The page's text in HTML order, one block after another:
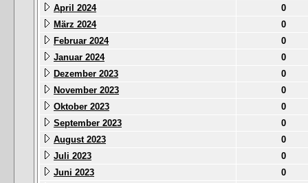
April 2024
0
März 2024
0
Februar 2024
0
Januar 2024
0
Dezember 2023
0
November 2023
0
Oktober 2023
0
September 2023
0
August 2023
0
Juli 2023
0
Juni 2023
0